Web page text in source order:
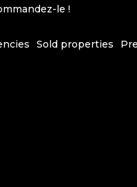
le !
Sold properties